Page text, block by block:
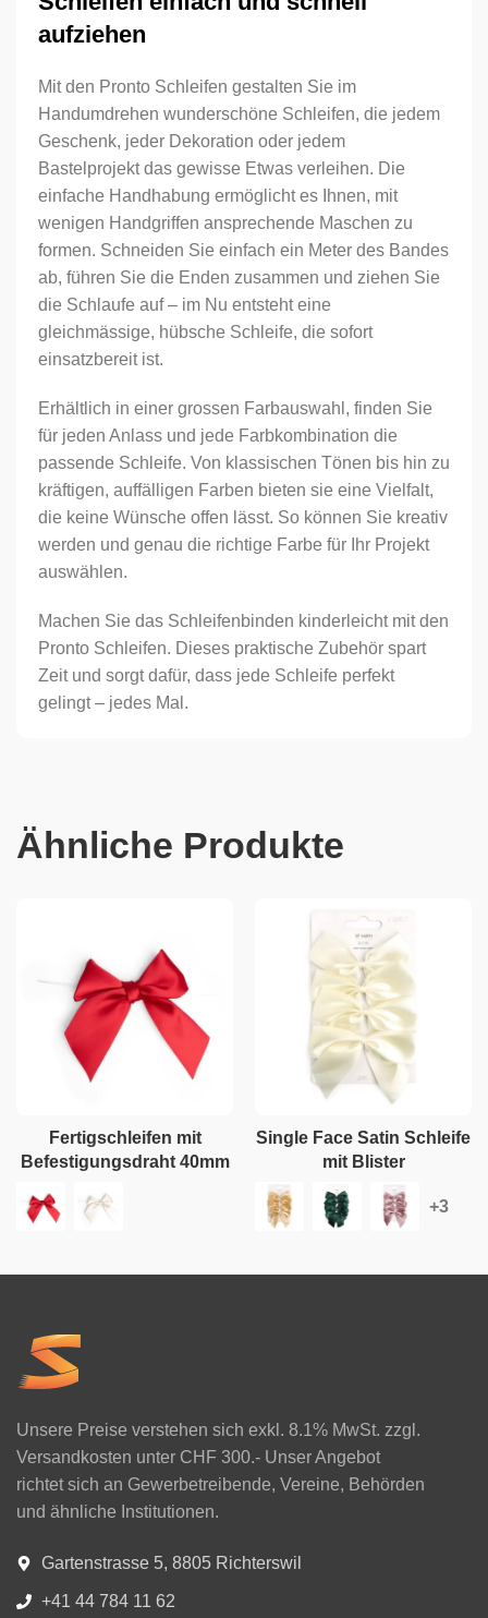
aufziehen
Mit den Pronto Schleifen gestalten Sie im
Handumdrehen wunderschöne Schleifen, die jedem
Geschenk, jeder Dekoration oder jedem
Bastelprojekt das gewisse Etwas verleihen. Die
einfache Handhabung ermöglicht es Ihnen, mit
wenigen Handgriffen ansprechende Maschen zu
formen. Schneiden Sie einfach ein Meter des Bandes
ab, führen Sie die Enden zusammen und ziehen Sie
die Schlaufe auf – im Nu entsteht eine
gleichmässige, hübsche Schleife, die sofort
einsatzbereit ist.
Erhältlich in einer grossen Farbauswahl, finden Sie
für jeden Anlass und jede Farbkombination die
passende Schleife. Von klassischen Tönen bis hin zu
kräftigen, auffälligen Farben bieten sie eine Vielfalt,
die keine Wünsche offen lässt. So können Sie kreativ
werden und genau die richtige Farbe für Ihr Projekt
auswählen.
Machen Sie das Schleifenbinden kinderleicht mit den
Pronto Schleifen. Dieses praktische Zubehör spart
Zeit und sorgt dafür, dass jede Schleife perfekt
gelingt – jedes Mal.
Ähnliche Produkte
Fertigschleifen mit
Befestigungsdraht 40mm
Single Face Satin Schleife
mit Blister
Unsere Preise verstehen sich exkl. 8.1% MwSt. zzgl.
Versandkosten unter CHF 300.- Unser Angebot
richtet sich an Gewerbetreibende, Vereine, Behörden
und ähnliche Institutionen.
Gartenstrasse 5, 8805 Richterswil
+41 44 784 11 62